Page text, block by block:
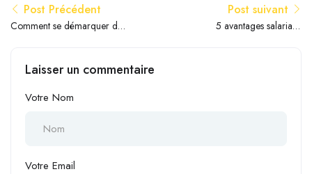
Post Précédent
Comment se démarquer de
Post suivant
5 avantages salariaux
Laisser un commentaire
Votre Nom
Votre Email